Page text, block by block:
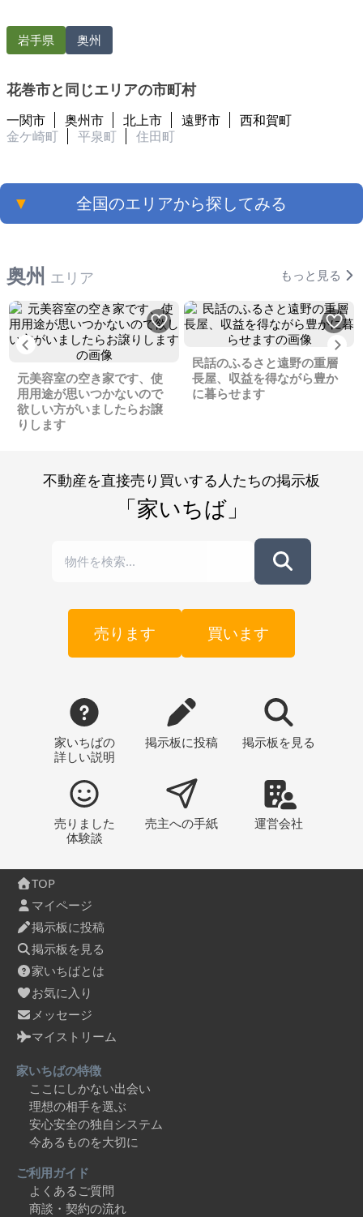
岩手県 奥州
花巻市と同じエリアの市町村
一関市 奥州市 北上市 遠野市
西和賀町
金ケ崎町
平泉町 住田町
▼ 全国のエリアから探してみる
奥州 エリア もっと見る
Previous
元美容室の空き家です、使
用用途が思いつかないので
欲しい方がいましたらお譲
りします
民話のふるさと遠野の重層
長屋、収益を得ながら豊か
に暮らせます
不動産を直接売り買いする人たちの掲示板
「家いちば」
売ります 買います
家いちばの
詳しい説明
掲示板に投稿 掲示板 を見る
売りました
体験談
売主への手紙 運営会社
TOP
マイページ
掲示板に投稿
掲示板を見る
家いちばとは
お気に入り
メッセージ
マイストリーム
家いちばの特徴
ここにしかない出会い
理想の相手を選ぶ
安心安全の独自システム
今あるものを大切に
ご利用ガイド
よくあるご質問
商談・契約の流れ